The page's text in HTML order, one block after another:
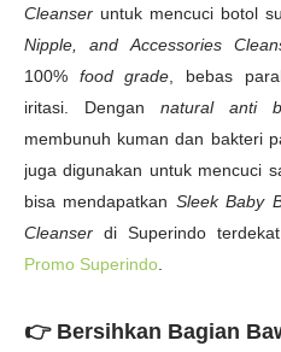
Cleanser untuk mencuci botol
Nipple, and Accessories
100% food grade , bebas
iritasi. Dengan natural anti
membunuh kuman dan bakteri
juga digunakan untuk mencuci
bisa mendapatkan Sleek Baby
Cleanser di Superindo
Promo Superindo
👉 Bersihkan Bagian